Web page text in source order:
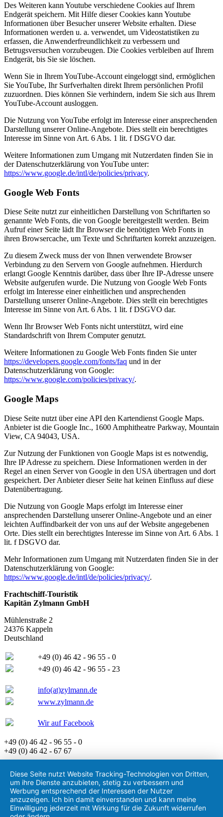
Des Weiteren kann Youtube verschiedene Cookies auf Ihrem
Endgerät speichern. Mit Hilfe dieser Cookies kann Youtube
Informationen über Besucher unserer Website erhalten. Diese
Informationen werden u. a. verwendet, um Videostatistiken zu
erfassen, die Anwenderfreundlichkeit zu verbessern und
Betrugsversuchen vorzubeugen. Die Cookies verbleiben auf Ihrem
Endgerät, bis Sie sie löschen.
Wenn Sie in Ihrem YouTube-Account eingeloggt sind, ermöglichen
Sie YouTube, Ihr Surfverhalten direkt Ihrem persönlichen Profil
zuzuordnen. Dies können Sie verhindern, indem Sie sich aus Ihrem
YouTube-Account ausloggen.
Die Nutzung von YouTube erfolgt im Interesse einer ansprechenden
Darstellung unserer Online-Angebote. Dies stellt ein berechtigtes
Interesse im Sinne von Art. 6 Abs. 1 lit. f DSGVO dar.
Weitere Informationen zum Umgang mit Nutzerdaten finden Sie in
der Datenschutzerklärung von YouTube unter:
https://www.google.de/intl/de/policies/privacy.
Google Web Fonts
Diese Seite nutzt zur einheitlichen Darstellung von Schriftarten so
genannte Web Fonts, die von Google bereitgestellt werden. Beim
Aufruf einer Seite lädt Ihr Browser die benötigten Web Fonts in
ihren Browsercache, um Texte und Schriftarten korrekt anzuzeigen.
Zu diesem Zweck muss der von Ihnen verwendete Browser
Verbindung zu den Servern von Google aufnehmen. Hierdurch
erlangt Google Kenntnis darüber, dass über Ihre IP-Adresse unsere
Website aufgerufen wurde. Die Nutzung von Google Web Fonts
erfolgt im Interesse einer einheitlichen und ansprechenden
Darstellung unserer Online-Angebote. Dies stellt ein berechtigtes
Interesse im Sinne von Art. 6 Abs. 1 lit. f DSGVO dar.
Wenn Ihr Browser Web Fonts nicht unterstützt, wird eine
Standardschrift von Ihrem Computer genutzt.
Weitere Informationen zu Google Web Fonts finden Sie unter
https://developers.google.com/fonts/faq und in der
Datenschutzerklärung von Google:
https://www.google.com/policies/privacy/.
Google Maps
Diese Seite nutzt über eine API den Kartendienst Google Maps.
Anbieter ist die Google Inc., 1600 Amphitheatre Parkway, Mountain
View, CA 94043, USA.
Zur Nutzung der Funktionen von Google Maps ist es notwendig,
Ihre IP Adresse zu speichern. Diese Informationen werden in der
Regel an einen Server von Google in den USA übertragen und dort
gespeichert. Der Anbieter dieser Seite hat keinen Einfluss auf diese
Datenübertragung.
Die Nutzung von Google Maps erfolgt im Interesse einer
ansprechenden Darstellung unserer Online-Angebote und an einer
leichten Auffindbarkeit der von uns auf der Website angegebenen
Orte. Dies stellt ein berechtigtes Interesse im Sinne von Art. 6 Abs. 1
lit. f DSGVO dar.
Mehr Informationen zum Umgang mit Nutzerdaten finden Sie in der
Datenschutzerklärung von Google:
https://www.google.de/intl/de/policies/privacy/.
Frachtschiff-Touristik
Kapitän Zylmann GmbH
Mühlenstraße 2
24376 Kappeln
Deutschland
+49 (0) 46 42 - 96 55 - 0
+49 (0) 46 42 - 96 55 - 23
info(at)zylmann.de
www.zylmann.de
Wir auf Facebook
+49 (0) 46 42 - 96 55 - 0
+49 (0) 46 42 - 67 67
Diese Seite nutzt Website Tracking-Technologien von Dritten,
um ihre Dienste anzubieten, stetig zu verbessern und
Werbung entsprechend der Interessen der Nutzer
anzuzeigen. Ich bin damit einverstanden und kann meine
Einwilligung jederzeit mit Wirkung für die Zukunft widerrufen